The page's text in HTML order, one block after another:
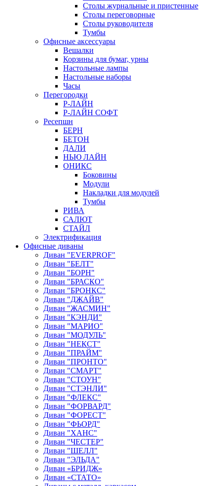
Столы журнальные и пристенные
Столы переговорные
Столы руководителя
Тумбы
Офисные аксессуары
Вешалки
Корзины для бумаг, урны
Настольные лампы
Настольные наборы
Часы
Перегородки
Р-ЛАЙН
Р-ЛАЙН СОФТ
Ресепшн
БЕРН
БЕТОН
ДАЛИ
НЬЮ ЛАЙН
ОНИКС
Боковины
Модули
Накладки для модулей
Тумбы
РИВА
САЛЮТ
СТАЙЛ
Электрификация
Офисные диваны
Диван "EVERPROF"
Диван "БЕЛТ"
Диван "БОРН"
Диван "БРАСКО"
Диван "БРОНКС"
Диван "ДЖАЙВ"
Диван "ЖАСМИН"
Диван "КЭНДИ"
Диван "МАРИО"
Диван "МОДУЛЬ"
Диван "НЕКСТ"
Диван "ПРАЙМ"
Диван "ПРОНТО"
Диван "СМАРТ"
Диван "СТОУН"
Диван "СТЭНЛИ"
Диван "ФЛЕКС"
Диван "ФОРВАРД"
Диван "ФОРЕСТ"
Диван "ФЬОРД"
Диван "ХАНС"
Диван "ЧЕСТЕР"
Диван "ШЕЛЛ"
Диван "ЭЛЬДА"
Диван «БРИДЖ»
Диван «СТАТО»